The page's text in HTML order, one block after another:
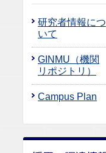
研究者情報につ
いて
GINMU（機関
リポジトリ）
Campus Plan